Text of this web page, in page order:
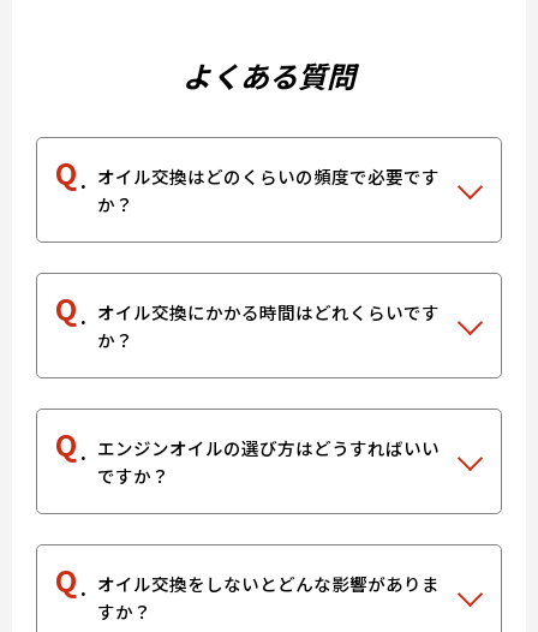
よくある質問
Q
オイル交換はどのくらいの頻度で必要です
か？
Q
オイル交換にかかる時間はどれくらいです
か？
Q
エンジンオイルの選び方はどうすればいい
ですか？
Q
オイル交換をしないとどんな影響がありま
すか？